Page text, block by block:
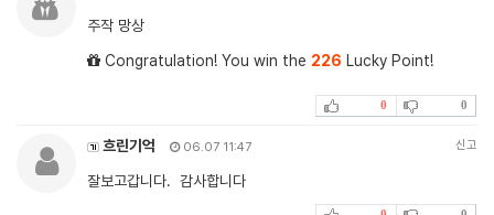
주작 망상
Congratulation! You win the 226 Lucky Point!
0 0
흐린기억 06.07 11:47 신고
잘보고갑니다. 감사합니다